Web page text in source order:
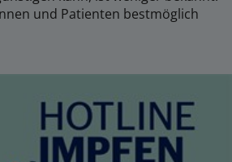
und Patienten bestmöglich